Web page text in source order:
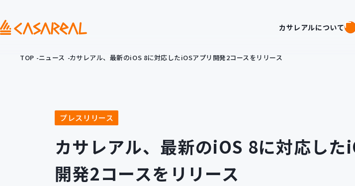
カサレアルについて
TOP ニュース カサレアル、最新のiOS 8に対応したiOSアプリ開発2コースをリリース
プレスリリース
カサレアル、最新のiOS 8に対応した
開発2コースをリリース